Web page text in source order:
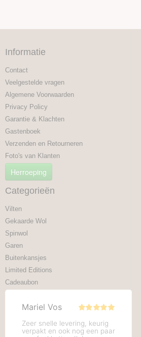
Informatie
Contact
Veelgestelde vragen
Algemene Voorwaarden
Privacy Policy
Garantie & Klachten
Gastenboek
Verzenden en Retourneren
Foto's van Klanten
Herroeping
Categorieën
Vilten
Gekaarde Wol
Spinwol
Garen
Buitenkansjes
Limited Editions
Cadeaubon